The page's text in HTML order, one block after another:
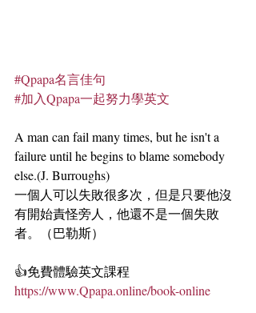
#Qpapa名言佳句
#加入Qpapa一起努力學英文
A man can fail many times, but he isn't a
failure until he begins to blame somebody
else.(J. Burroughs)
一個人可以失敗很多次，但是只要他沒
有開始責怪旁人，他還不是一個失敗
者。（巴勒斯）
👍免費體驗英文課程
https://www.Qpapa.online/book-online